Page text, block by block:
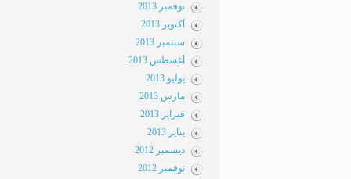
نوفمبر 2013
أكتوبر 2013
سبتمبر 2013
أغسطس 2013
يوليو 2013
مارس 2013
فبراير 2013
يناير 2013
ديسمبر 2012
نوفمبر 2012